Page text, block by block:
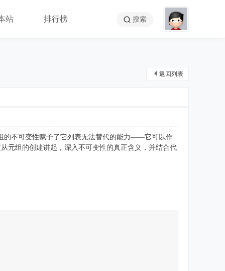
站 排行榜 搜索
返回列表
的不可变性赋予了它列表无法替代的能力——它可以作
元组的创建讲起，深入不可变性的真正含义，并结合代